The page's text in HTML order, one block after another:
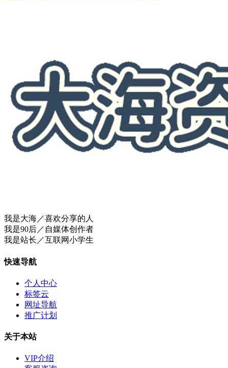
我是大海／喜欢分享的人
我是90后／自媒体创作者
我是站长／互联网小学生
快速导航
个人中心
标签云
网址导航
推广计划
关于本站
VIP介绍